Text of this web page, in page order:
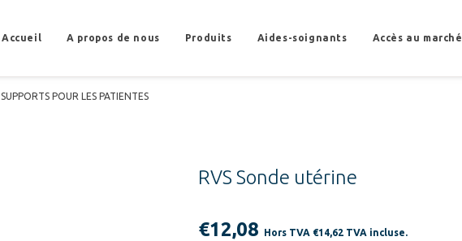
Accueil A propos de nous Produits Aides-soignants Accès au marché
SUPPORTS POUR LES PATIENTES
RVS Sonde utérine
€12,08 Hors TVA €14,62 TVA incluse.